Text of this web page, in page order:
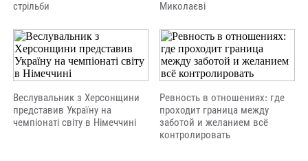
стрільби
Миколаєві
Веслувальник з Херсонщини
представив Україну на
чемпіонаті світу в Німеччині
Ревность в отношениях: где
проходит граница между
заботой и желанием всё
контролировать